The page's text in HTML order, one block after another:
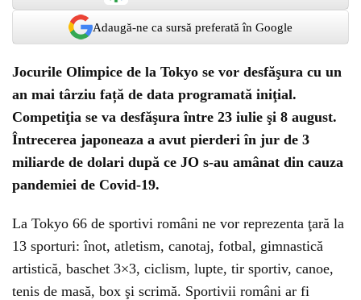
Adaugă-ne ca sursă preferată în Google
Jocurile Olimpice de la Tokyo se vor desfăşura cu un
an mai târziu față de data programată iniţial.
Competiţia se va desfăşura între 23 iulie şi 8 august.
Întrecerea japoneaza a avut pierderi în jur de 3
miliarde de dolari după ce JO s-au amânat din cauza
pandemiei de Covid-19.
La Tokyo 66 de sportivi români ne vor reprezenta ţară la
13 sporturi: înot, atletism, canotaj, fotbal, gimnastică
artistică, baschet 3×3, ciclism, lupte, tir sportiv, canoe,
tenis de masă, box şi scrimă. Sportivii români ar fi